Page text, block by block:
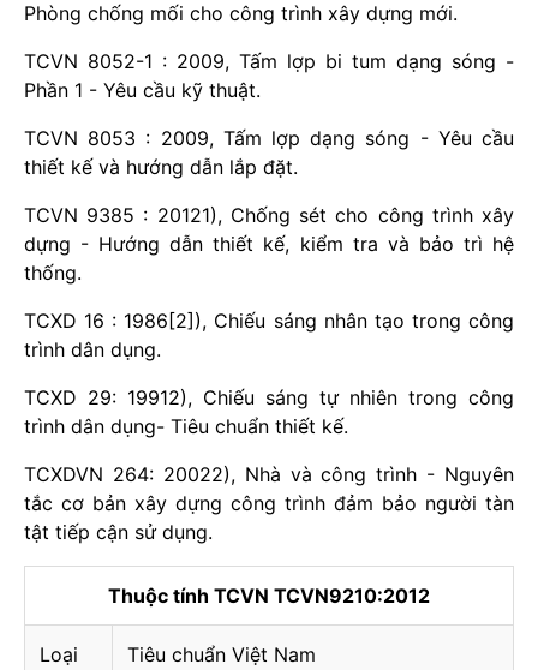
Phòng chống mối cho công trình xây dựng mới.
TCVN 8052-1 : 2009, Tấm lợp bi tum dạng sóng -
Phần 1 - Yêu cầu kỹ thuật.
TCVN 8053 : 2009, Tấm lợp dạng sóng - Yêu cầu
thiết kế và hướng dẫn lắp đặt.
TCVN 9385 : 20121), Chống sét cho công trình xây
dựng - Hướng dẫn thiết kế, kiểm tra và bảo trì hệ
thống.
TCXD 16 : 1986[2]), Chiếu sáng nhân tạo trong công
trình dân dụng.
TCXD 29: 19912), Chiếu sáng tự nhiên trong công
trình dân dụng- Tiêu chuẩn thiết kế.
TCXDVN 264: 20022), Nhà và công trình - Nguyên
tắc cơ bản xây dựng công trình đảm bảo người tàn
tật tiếp cận sử dụng.
Thuộc tính TCVN TCVN9210:2012
Loại
Tiêu chuẩn Việt Nam